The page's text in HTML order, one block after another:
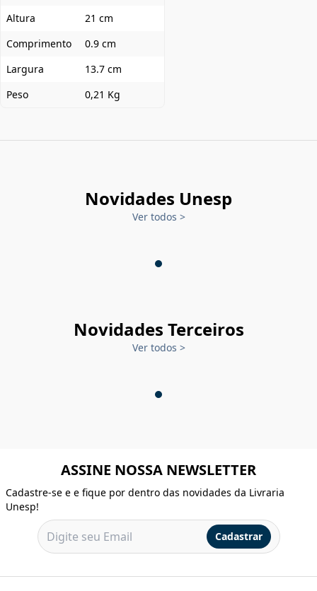
Altura
21 cm
Comprimento
0.9 cm
Largura
13.7 cm
Peso
0,21 Kg
Novidades Unesp
Ver todos >
Novidades Terceiros
Ver todos >
ASSINE NOSSA NEWSLETTER
Cadastre-se e e fique por dentro das novidades da Livraria
Unesp!
Cadastrar